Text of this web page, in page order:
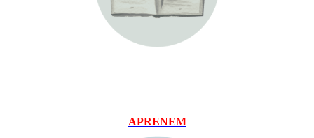
APRENEM